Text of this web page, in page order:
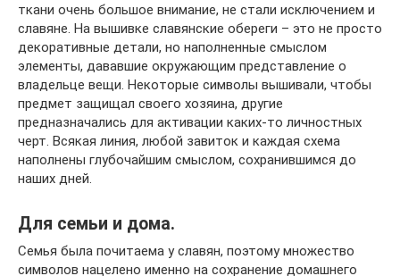
ткани очень большое внимание, не стали исключением и
славяне. На вышивке славянские обереги – это не просто
декоративные детали, но наполненные смыслом
элементы, дававшие окружающим представление о
владельце вещи. Некоторые символы вышивали, чтобы
предмет защищал своего хозяина, другие
предназначались для активации каких-то личностных
черт. Всякая линия, любой завиток и каждая схема
наполнены глубочайшим смыслом, сохранившимся до
наших дней.
Для семьи и дома.
Семья была почитаема у славян, поэтому множество
символов нацелено именно на сохранение домашнего